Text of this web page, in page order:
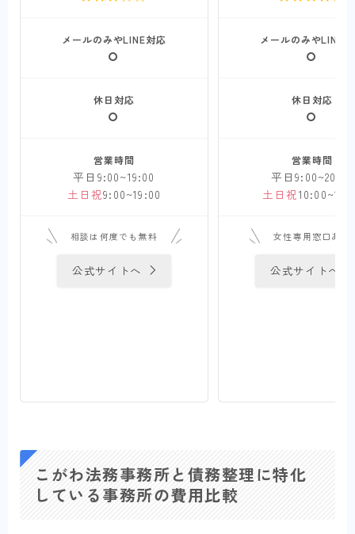
メールのみやLINE対応
休日対応
営業時間
平日9:00~19:00
土日祝9:00~19:00
相談は何度でも無料
公式サイトへ
メールのみやLINE
休日対応
営業時間
平日9:00~20:00
土日祝
女性専用窓口あり
公式サイトへ
こがわ法務事務所と債務整理に特化
している事務所の費用比較